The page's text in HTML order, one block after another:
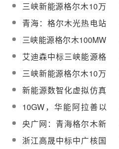
三峡新能源格尔木10万
千瓦光热工程DCS系统
采购
青海：格尔木光热电站
高耸，助力产业“四地”建
设
三峡能源格尔木100MW
塔式光热项目吸热塔施
工突破100米
艾迪森中标三峡能源格
尔木10万千瓦光热工程
UPS电源系统
三峡新能源格尔木10万
千瓦光热工程吸热塔施
工成功突破100米
新能源数智化虚拟仿真
实训基地系统解决方案
10GW，华能阿拉善以
光热为支撑的大型清洁
能源外送基地经济论证
技术项目招标
央广网：青海格尔木新
能源“风”起“光”涌
浙江高晟中标中广核国